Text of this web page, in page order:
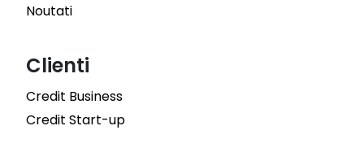
Noutati
Clienti
Credit Business
Credit Start-up